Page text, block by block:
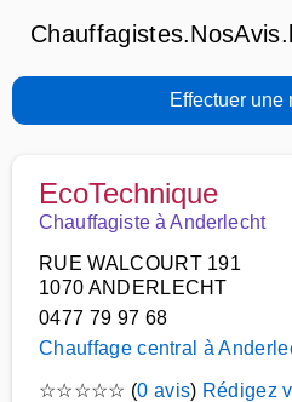
Effectuer une
EcoTechnique
Chauffagiste à Anderlecht
RUE WALCOURT 191
1070 ANDERLECHT
0477 79 97 68
Chauffage central à
☆☆☆☆☆ (0 avis) Rédigez